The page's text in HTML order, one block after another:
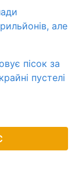
але
пісок за
пустелі